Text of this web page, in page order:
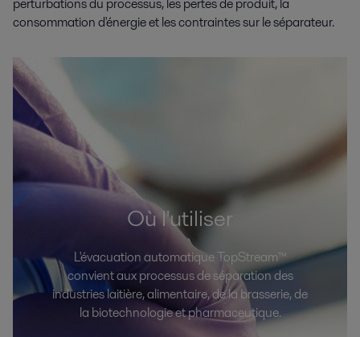
perturbations du processus, les pertes de produit, la
consommation d'énergie et les contraintes sur le séparateur.
Où l'utiliser
L'évacuation automatique TopStream™
convient aux processus de séparation des
industries laitière, alimentaire, de la brasserie, de
la biotechnologie et pharmaceutique.